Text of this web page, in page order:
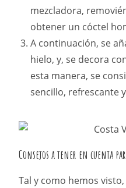
mezcladora,
obtener un cóctel
A continuación, se
hielo, y, se decora
esta manera, se
sencillo, refrescante
Consejos a tener en cuenta
Tal y como hemos